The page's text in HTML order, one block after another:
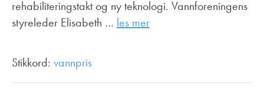
rehabiliteringstakt og ny teknologi. Vannforeningens
styreleder Elisabeth … les mer
Stikkord: vannpris